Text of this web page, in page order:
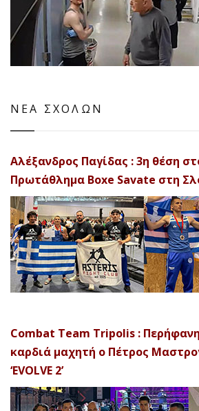
ΝΕΑ ΣΧΟΛΩΝ
Αλέξανδρος Παγίδας : 3η θέση
Πρωτάθλημα Boxe Savate στη
Combat Team Tripolis :
καρδιά μαχητή ο Πέτρος
‘EVOLVE 2’